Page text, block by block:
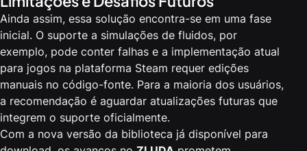
Ainda assim, essa solução encontra-se em uma fase
inicial. O suporte a simulações de fluidos, por
exemplo, pode conter falhas e a implementação atual
para jogos na plataforma Steam requer edições
manuais no código-fonte. Para a maioria dos usuários,
a recomendação é aguardar atualizações futuras que
integrem o suporte oficialmente.
Com a nova versão da biblioteca já disponível para